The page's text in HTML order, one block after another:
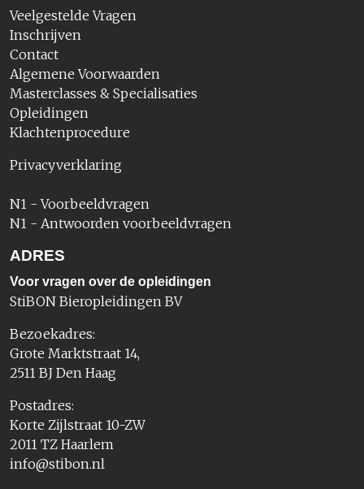
Veelgestelde Vragen
Inschrijven
Contact
Algemene Voorwaarden
Masterclasses & Specialisaties
Opleidingen
Klachtenprocedure
Privacyverklaring
N1 - Voorbeeldvragen
N1 - Antwoorden voorbeeldvragen
ADRES
Voor vragen over de opleidingen
StiBON Bieropleidingen BV
Bezoekadres:
Grote Marktstraat 14,
2511 BJ Den Haag
Postadres:
Korte Zijlstraat 10-ZW
2011 TZ Haarlem
info@stibon.nl